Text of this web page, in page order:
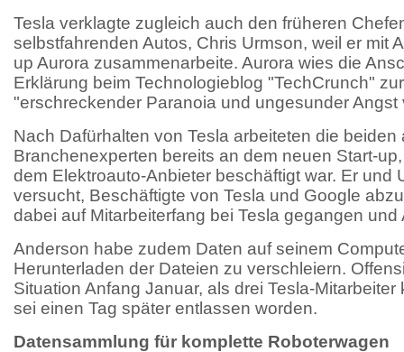
Tesla verklagte zugleich auch den früheren
selbstfahrenden Autos, Chris Urmson, weil er mit
up Aurora zusammenarbeite. Aurora wies die
Erklärung beim Technologieblog "TechCrunch"
"erschreckender Paranoia und ungesunder Angst
Nach Dafürhalten von Tesla arbeiteten die
Branchenexperten bereits an dem neuen Start-
dem Elektroauto-Anbieter beschäftigt war. Er und
versucht, Beschäftigte von Tesla und Google
dabei auf Mitarbeiterfang bei Tesla gegangen
Anderson habe zudem Daten auf seinem
Herunterladen der Dateien zu verschleiern.
Situation Anfang Januar, als drei Tesla-
sei einen Tag später entlassen worden.
Datensammlung für komplette Roboterwagen